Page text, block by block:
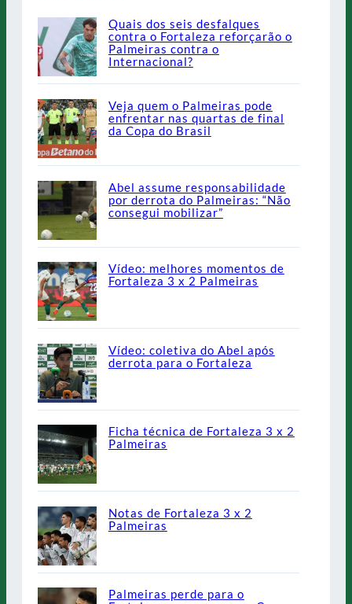
Quais dos seis desfalques
contra o Fortaleza reforçarão o
Palmeiras contra o
Internacional?
Veja quem o Palmeiras pode
enfrentar nas quartas de final
da Copa do Brasil
Abel assume responsabilidade
por derrota do Palmeiras: “Não
consegui mobilizar”
Vídeo: melhores momentos de
Fortaleza 3 x 2 Palmeiras
Vídeo: coletiva do Abel após
derrota para o Fortaleza
Ficha técnica de Fortaleza 3 x 2
Palmeiras
Notas de Fortaleza 3 x 2
Palmeiras
Palmeiras perde para o